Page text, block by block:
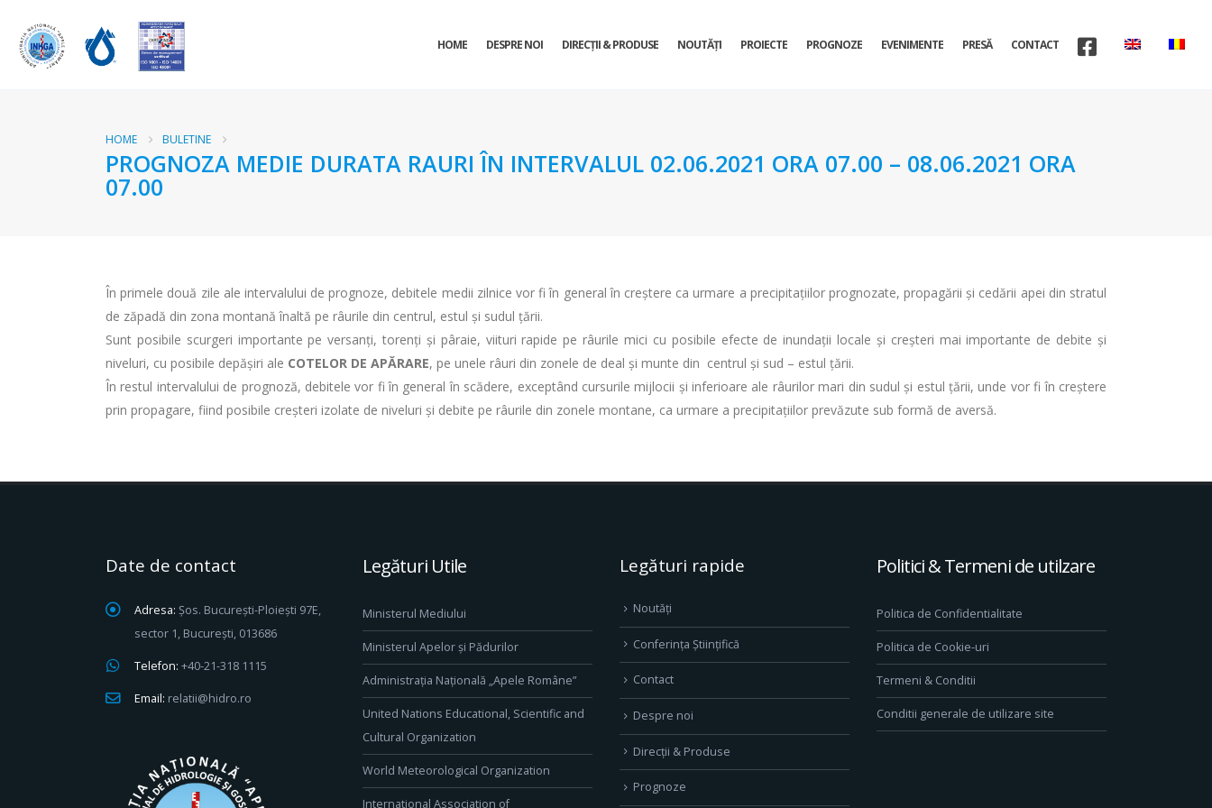
HOME DESPRE NOI DIRECŢII & PRODUSE NOUTĂȚI PROIECTE PROGNOZE EVENIMENTE PRESĂ CONTACT
HOME BULETINE
PROGNOZA MEDIE DURATA RAURI ÎN INTERVALUL 02.06.2021 ORA 07.00 – 08.06.2021 ORA
07.00
În primele două zile ale intervalului de prognoze, debitele medii zilnice vor fi în general în creștere ca urmare a precipitațiilor prognozate, propagării și cedării apei din stratul
de zăpadă din zona montană înaltă pe râurile din centrul, estul şi sudul țării.
Sunt posibile scurgeri importante pe versanţi, torenţi şi pâraie, viituri rapide pe râurile mici cu posibile efecte de inundaţii locale şi creşteri mai importante de debite şi
niveluri, cu posibile depăşiri ale COTELOR DE APĂRARE, pe unele râuri din zonele de deal și munte din centrul și sud – estul țării.
În restul intervalului de prognoză, debitele vor fi în general în scădere, exceptând cursurile mijlocii și inferioare ale râurilor mari din sudul și estul țării, unde vor fi în creștere
prin propagare, fiind posibile creșteri izolate de niveluri și debite pe râurile din zonele montane, ca urmare a precipitațiilor prevăzute sub formă de aversă.
Date de contact
Adresa: Șos. București-Ploiești 97E,
sector 1, București, 013686
Telefon: +40-21-318 1115
Email: relatii@hidro.ro
Legături Utile
Ministerul Mediului
Ministerul Apelor și Pădurilor
Administrația Națională „Apele Române”
United Nations Educational, Scientific and
Cultural Organization
World Meteorological Organization
International Association of
Legături rapide
Noutăți
Conferința Științifică
Contact
Despre noi
Direcţii & Produse
Prognoze
Politici & Termeni de utilzare
Politica de Confidentialitate
Politica de Cookie-uri
Termeni & Conditii
Conditii generale de utilizare site